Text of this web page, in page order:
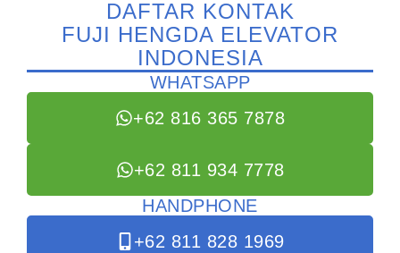
DAFTAR KONTAK
FUJI HENGDA ELEVATOR
INDONESIA
WHATSAPP
+62 816 365 7878
+62 811 934 7778
HANDPHONE
+62 811 828 1969